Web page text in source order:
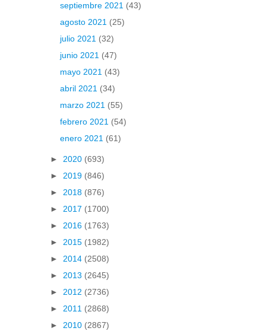
septiembre 2021 (43)
agosto 2021 (25)
julio 2021 (32)
junio 2021 (47)
mayo 2021 (43)
abril 2021 (34)
marzo 2021 (55)
febrero 2021 (54)
enero 2021 (61)
► 2020 (693)
► 2019 (846)
► 2018 (876)
► 2017 (1700)
► 2016 (1763)
► 2015 (1982)
► 2014 (2508)
► 2013 (2645)
► 2012 (2736)
► 2011 (2868)
► 2010 (2867)